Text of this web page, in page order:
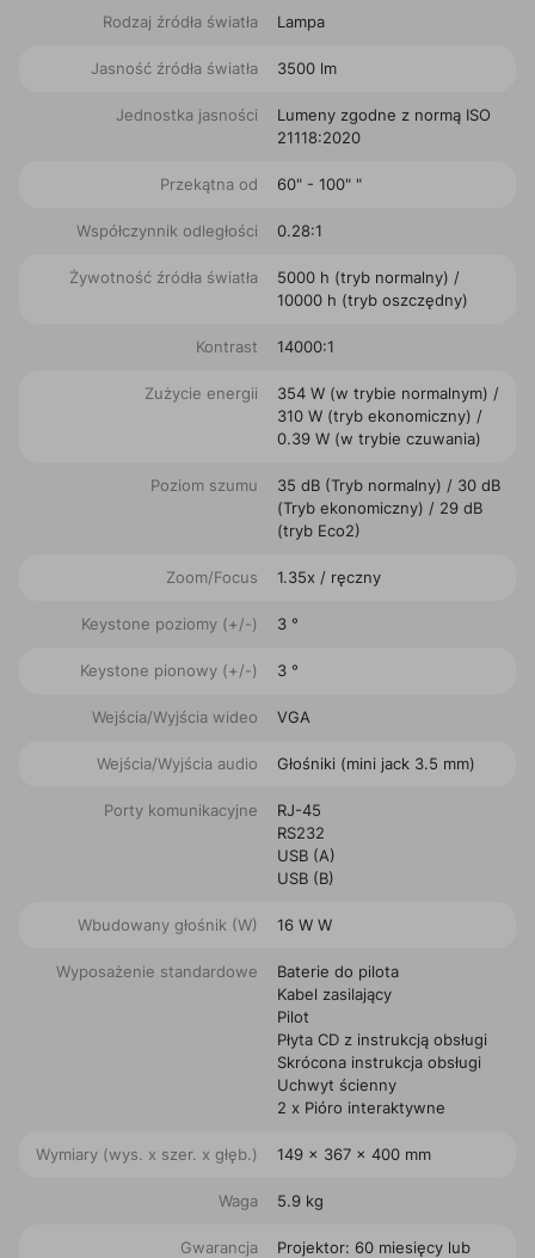
Rodzaj źródła światła Lampa
Jasność źródła światła 3500 lm
Jednostka jasności
Lumeny zgodne z normą ISO
21118:2020
Przekątna od 60" - 100" "
Współczynnik odległości 0.28:1
Żywotność źródła światła
5000 h (tryb normalny) /
10000 h (tryb oszczędny)
Kontrast 14000:1
Zużycie energii
354 W (w trybie normalnym) /
310 W (tryb ekonomiczny) /
0.39 W (w trybie czuwania)
Poziom szumu
35 dB (Tryb normalny) / 30 dB
(Tryb ekonomiczny) / 29 dB
(tryb Eco2)
Zoom/Focus 1.35x / ręczny
Keystone poziomy (+/-) 3 °
Keystone pionowy (+/-) 3 °
Wejścia/Wyjścia wideo VGA
Wejścia/Wyjścia audio Głośniki (mini jack 3.5 mm)
Porty komunikacyjne
RJ-45
RS232
USB (A)
USB (B)
Wbudowany głośnik (W) 16 W W
Wyposażenie standardowe
Baterie do pilota
Kabel zasilający
Pilot
Płyta CD z instrukcją obsługi
Skrócona instrukcja obsługi
Uchwyt ścienny
2 x Pióro interaktywne
Wymiary (wys. x szer. x głęb.) 149 x 367 x 400 mm
Waga 5.9 kg
Gwarancja
Projektor: 60 miesięcy lub